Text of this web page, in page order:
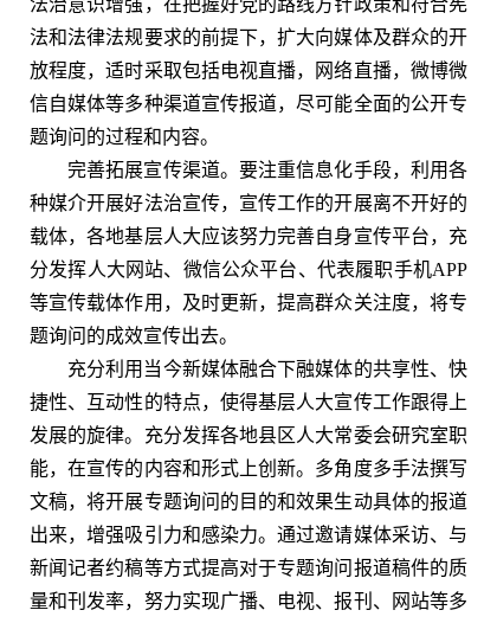
法治意识增强，在把握好党的路线方针政策和符合宪
法和法律法规要求的前提下，扩大向媒体及群众的开
放程度，适时采取包括电视直播，网络直播，微博微
信自媒体等多种渠道宣传报道，尽可能全面的公开专
题询问的过程和内容。
完善拓展宣传渠道。要注重信息化手段，利用各
种媒介开展好法治宣传，宣传工作的开展离不开好的
载体，各地基层人大应该努力完善自身宣传平台，充
分发挥人大网站、微信公众平台、代表履职手机APP
等宣传载体作用，及时更新，提高群众关注度，将专
题询问的成效宣传出去。
充分利用当今新媒体融合下融媒体的共享性、快
捷性、互动性的特点，使得基层人大宣传工作跟得上
发展的旋律。充分发挥各地县区人大常委会研究室职
能，在宣传的内容和形式上创新。多角度多手法撰写
文稿，将开展专题询问的目的和效果生动具体的报道
出来，增强吸引力和感染力。通过邀请媒体采访、与
新闻记者约稿等方式提高对于专题询问报道稿件的质
量和刊发率，努力实现广播、电视、报刊、网站等多